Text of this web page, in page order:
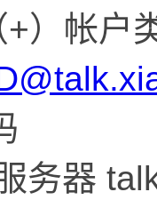
）帐户
务器